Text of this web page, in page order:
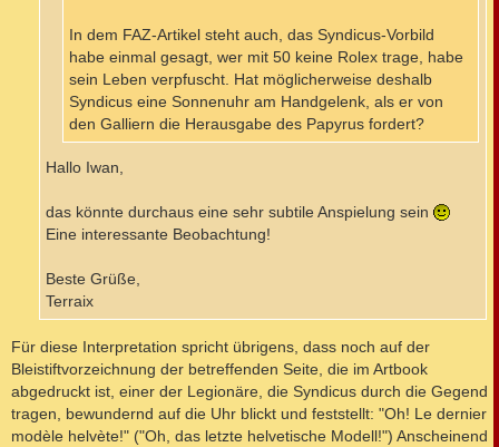
In dem FAZ-Artikel steht auch, das Syndicus-Vorbild
habe einmal gesagt, wer mit 50 keine Rolex trage, habe
sein Leben verpfuscht. Hat möglicherweise deshalb
Syndicus eine Sonnenuhr am Handgelenk, als er von
den Galliern die Herausgabe des Papyrus fordert?
Hallo Iwan,
das könnte durchaus eine sehr subtile Anspielung sein
Eine interessante Beobachtung!
Beste Grüße,
Terraix
Für diese Interpretation spricht übrigens, dass noch auf der
Bleistiftvorzeichnung der betreffenden Seite, die im Artbook
abgedruckt ist, einer der Legionäre, die Syndicus durch die Gegend
tragen, bewundernd auf die Uhr blickt und feststellt: "Oh! Le dernier
modèle helvète!" ("Oh, das letzte helvetische Modell!") Anscheinend